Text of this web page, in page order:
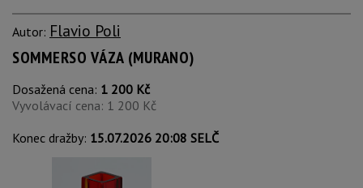
Autor: Flavio Poli
SOMMERSO VÁZA (MURANO)
Dosažená cena: 1 200 Kč
Vyvolávací cena: 1 200 Kč
Konec dražby: 15.07.2026 20:08 SELČ